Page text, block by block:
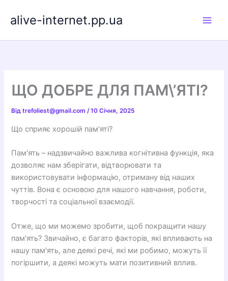
alive-internet.pp.ua
ЩО ДОБРЕ ДЛЯ ПАМ\’ЯТІ?
Відtrefoliest@gmail.com/10 Січня, 2025
Що сприяє хорошій пам'яті?
Пам'ять – надзвичайно важлива когнітивна функція, яка
дозволяє нам зберігати, відтворювати та
використовувати інформацію, отриману від наших
чуттів. Вона є основою для нашого навчання, роботи,
творчості та соціальної взаємодії.
Отже, що ми можемо зробити, щоб покращити нашу
пам'ять? Звичайно, є багато факторів, які впливають на
нашу пам'ять, але деякі речі, які ми робимо, можуть її
погіршити, а деякі можуть мати позитивний вплив.